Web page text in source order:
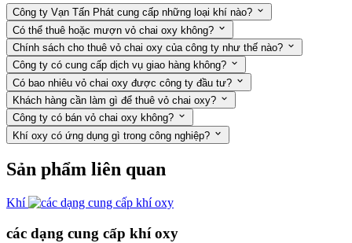
Công ty Vạn Tấn Phát cung cấp những loại khí nào?
Có thể thuê hoặc mượn vỏ chai oxy không?
Chính sách cho thuê vỏ chai oxy của công ty như thế nào?
Công ty có cung cấp dịch vụ giao hàng không?
Có bao nhiêu vỏ chai oxy được công ty đầu tư?
Khách hàng cần làm gì để thuê vỏ chai oxy?
Công ty có bán vỏ chai oxy không?
Khí oxy có ứng dụng gì trong công nghiệp?
Sản phẩm liên quan
Khí
các dạng cung cấp khí oxy